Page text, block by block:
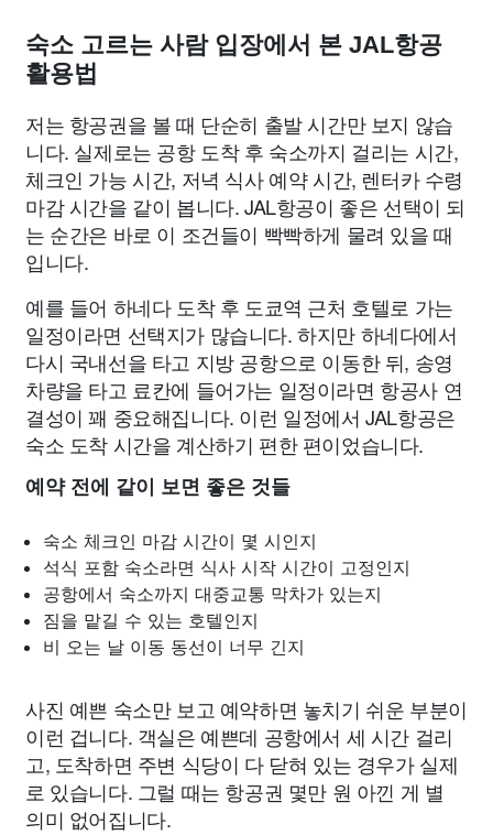
숙소 고르는 사람 입장에서 본 JAL항공
활용법
저는 항공권을 볼 때 단순히 출발 시간만 보지 않습
니다. 실제로는 공항 도착 후 숙소까지 걸리는 시간,
체크인 가능 시간, 저녁 식사 예약 시간, 렌터카 수령
마감 시간을 같이 봅니다. JAL항공이 좋은 선택이 되
는 순간은 바로 이 조건들이 빡빡하게 물려 있을 때
입니다.
예를 들어 하네다 도착 후 도쿄역 근처 호텔로 가는
일정이라면 선택지가 많습니다. 하지만 하네다에서
다시 국내선을 타고 지방 공항으로 이동한 뒤, 송영
차량을 타고 료칸에 들어가는 일정이라면 항공사 연
결성이 꽤 중요해집니다. 이런 일정에서 JAL항공은
숙소 도착 시간을 계산하기 편한 편이었습니다.
예약 전에 같이 보면 좋은 것들
숙소 체크인 마감 시간이 몇 시인지
석식 포함 숙소라면 식사 시작 시간이 고정인지
공항에서 숙소까지 대중교통 막차가 있는지
짐을 맡길 수 있는 호텔인지
비 오는 날 이동 동선이 너무 긴지
사진 예쁜 숙소만 보고 예약하면 놓치기 쉬운 부분이
이런 겁니다. 객실은 예쁜데 공항에서 세 시간 걸리
고, 도착하면 주변 식당이 다 닫혀 있는 경우가 실제
로 있습니다. 그럴 때는 항공권 몇만 원 아낀 게 별
의미 없어집니다.